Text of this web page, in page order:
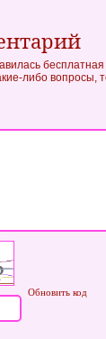
либо
Обновить код